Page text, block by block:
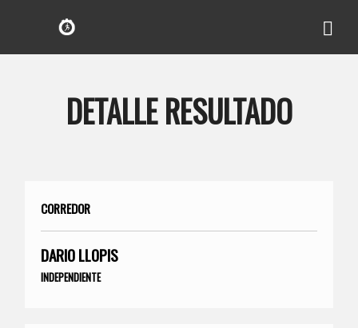
DETALLE RESULTADO
CORREDOR
DARIO LLOPIS
INDEPENDIENTE